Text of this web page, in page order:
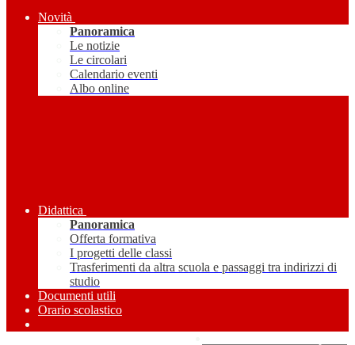
Novità
Panoramica
Le notizie
Le circolari
Calendario eventi
Albo online
Didattica
Panoramica
Offerta formativa
I progetti delle classi
Trasferimenti da altra scuola e passaggi tra indirizzi di
studio
Documenti utili
Orario scolastico